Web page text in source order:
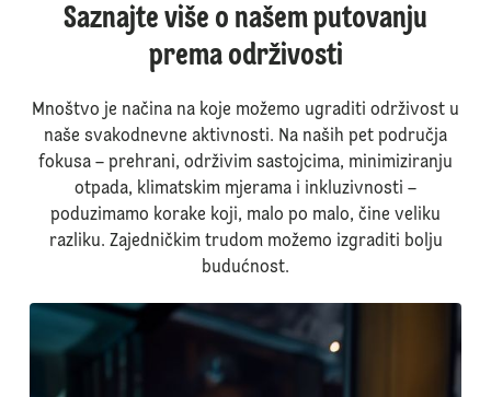
Saznajte više o našem putovanju
prema održivosti
Mnoštvo je načina na koje možemo ugraditi održivost u
naše svakodnevne aktivnosti. Na naših pet područja
fokusa – prehrani, održivim sastojcima, minimiziranju
otpada, klimatskim mjerama i inkluzivnosti –
poduzimamo korake koji, malo po malo, čine veliku
razliku. Zajedničkim trudom možemo izgraditi bolju
budućnost.